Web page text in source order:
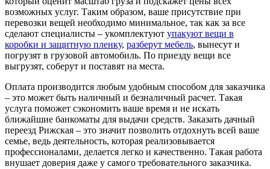
возможных услуг. Таким образом, ваше присутствие при
перевозки вещей необходимо минимальное, так как за все
сделают специалисты – укомплектуют упакуют вещи в
коробки и защитную пленку, разберут мебель, вынесут и
погрузят в грузовой автомобиль. По приезду вещи все
выгрузят, соберут и поставят на места.
Оплата производится любым удобным способом для заказчика
– это может быть наличный и безналичный расчет. Такая
услуга поможет сэкономить ваше время и не искать
ближайшие банкоматы для выдачи средств. Заказать дачный
переезд Рижская – это значит позволить отдохнуть всей ваше
семье, ведь деятельность, которая реализовывается
профессионалами, делается легко и качественно. Такая работа
внушает доверия даже у самого требовательного заказчика.